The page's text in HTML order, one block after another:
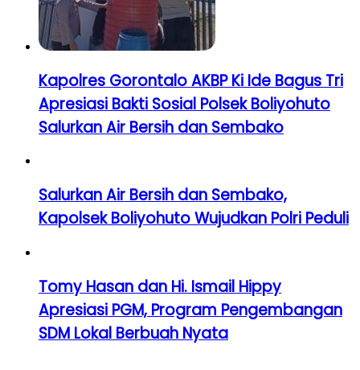
Kapolres Gorontalo AKBP Ki Ide Bagus Tri
Apresiasi Bakti Sosial Polsek Boliyohuto
Salurkan Air Bersih dan Sembako
Salurkan Air Bersih dan Sembako,
Kapolsek Boliyohuto Wujudkan Polri Peduli
Tomy Hasan dan Hi. Ismail Hippy
Apresiasi PGM, Program Pengembangan
SDM Lokal Berbuah Nyata